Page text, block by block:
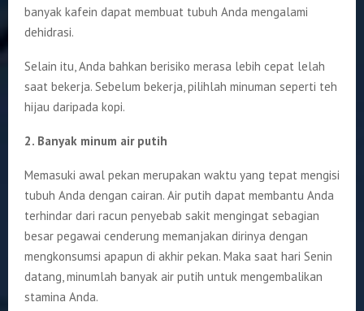
banyak kafein dapat membuat tubuh Anda mengalami
dehidrasi.
Selain itu, Anda bahkan berisiko merasa lebih cepat lelah
saat bekerja. Sebelum bekerja, pilihlah minuman seperti teh
hijau daripada kopi.
2. Banyak minum air putih
Memasuki awal pekan merupakan waktu yang tepat mengisi
tubuh Anda dengan cairan. Air putih dapat membantu Anda
terhindar dari racun penyebab sakit mengingat sebagian
besar pegawai cenderung memanjakan dirinya dengan
mengkonsumsi apapun di akhir pekan. Maka saat hari Senin
datang, minumlah banyak air putih untuk mengembalikan
stamina Anda.